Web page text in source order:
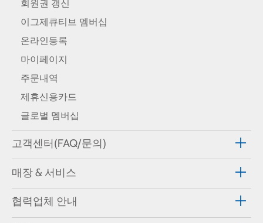
회원권 갱신
이그제큐티브 멤버십
온라인등록
마이페이지
주문내역
제휴신용카드
글로벌 멤버십
고객센터(FAQ/문의)
매장 & 서비스
협력업체 안내